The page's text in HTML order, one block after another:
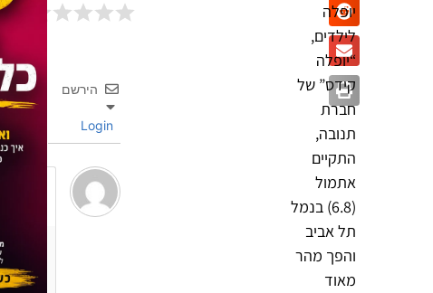
יופלה
לילדים,
“יופלה
קידס” של
חברת
תנובה,
התקיים
אתמול
(6.8) בנמל
תל אביב
והפך מהר
מאוד
הירשם